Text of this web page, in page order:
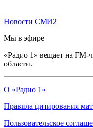
Новости СМИ2
Мы в эфире
«Радио 1» вещает на FM-
области.
О «Радио 1»
Правила цитирования
Пользовательское